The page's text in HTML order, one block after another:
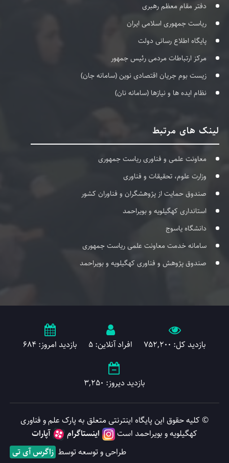
دفتر مقام معظم رهبری
ریاست جمهوری اسلامی ایران
پایگاه اطلاع رسانی دولت
مرکز ارتباطات مردمی رئیس جمهور
زیست بوم جریان اقتصادی نوین (سامانه جان)
نظام ایده ها و نیازها (سامانه نان)
لینک های مرتبط
معاونت علمی و فناوری ریاست جمهوری
وزارت علوم، تحقیقات و فناوری
صندوق حمایت از پژوهشگران و فناوران کشور
استانداری کهگیلویه و بویراحمد
دانشگاه یاسوج
سامانه خدمت معاونت علمی ریاست جمهوری
صندوق پژوهش و فناوری کهگیلویه و بویراحمد
بازدید کل: 752,200 افراد آنلاین: 5 بازدید امروز: 684
بازدید دیروز: 3,250
© کلیه حقوق این پایگاه اینترنتی متعلق به پارک علم و فناوری
کهگیلویه و بویراحمد است
اینستاگرام
آپارات
طراحی و توسعه توسط زاگرس آی تی